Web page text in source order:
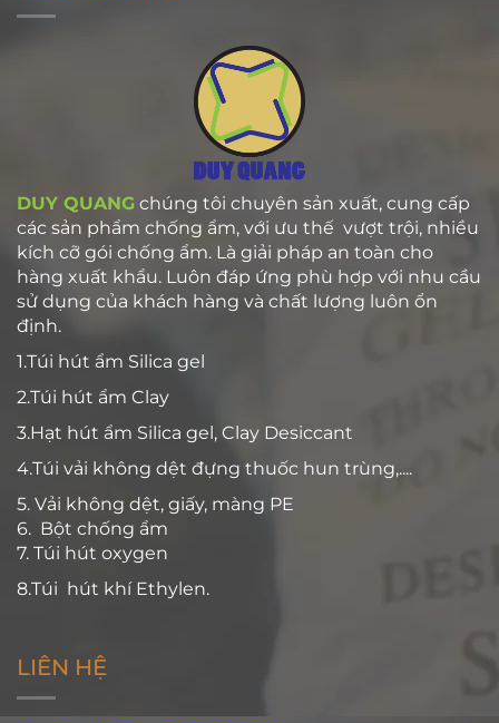
DUY QUANG chúng tôi chuyên sản xuất, cung cấp
các sản phẩm chống ẩm, với ưu thế vượt trội, nhiều
kích cỡ gói chống ẩm. Là giải pháp an toàn cho
hàng xuất khẩu. Luôn đáp ứng phù hợp với nhu cầu
sử dụng của khách hàng và chất lượng luôn ổn
định.
1.Túi hút ẩm Silica gel
2.Túi hút ẩm Clay
3.Hạt hút ẩm Silica gel, Clay Desiccant
4.Túi vải không dệt đựng thuốc hun trùng,....
5. Vải không dệt, giấy, màng PE
6. Bột chống ẩm
7. Túi hút oxygen
8.Túi hút khí Ethylen.
LIÊN HỆ